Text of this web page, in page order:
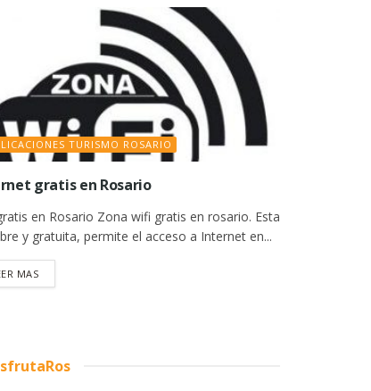
TURISMO ROSARIO
gratis en Rosario
en Rosario Zona wifi gratis en rosario. Esta
y gratuita, permite el acceso a Internet en...
MASDETAILS